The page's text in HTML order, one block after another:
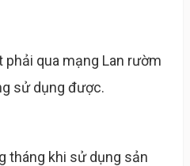
qua mạng Lan rườm
sử dụng được.
tháng khi sử dụng sản